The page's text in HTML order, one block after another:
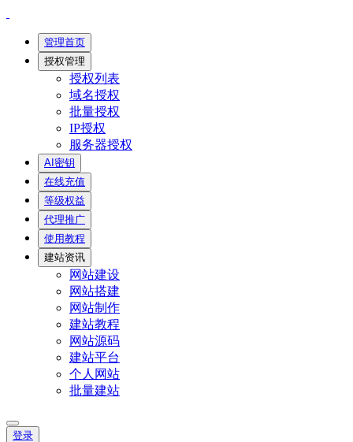
管理首页
授权管理
授权列表
域名授权
批量授权
IP授权
服务器授权
AI密钥
在线充值
等级权益
代理推广
使用教程
建站资讯
网站建设
网站搭建
网站制作
建站教程
网站源码
建站平台
个人网站
批量建站
登录